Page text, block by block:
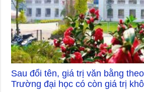
Sau đổi tên, giá trị văn bằng
Trường đại học có còn giá trị